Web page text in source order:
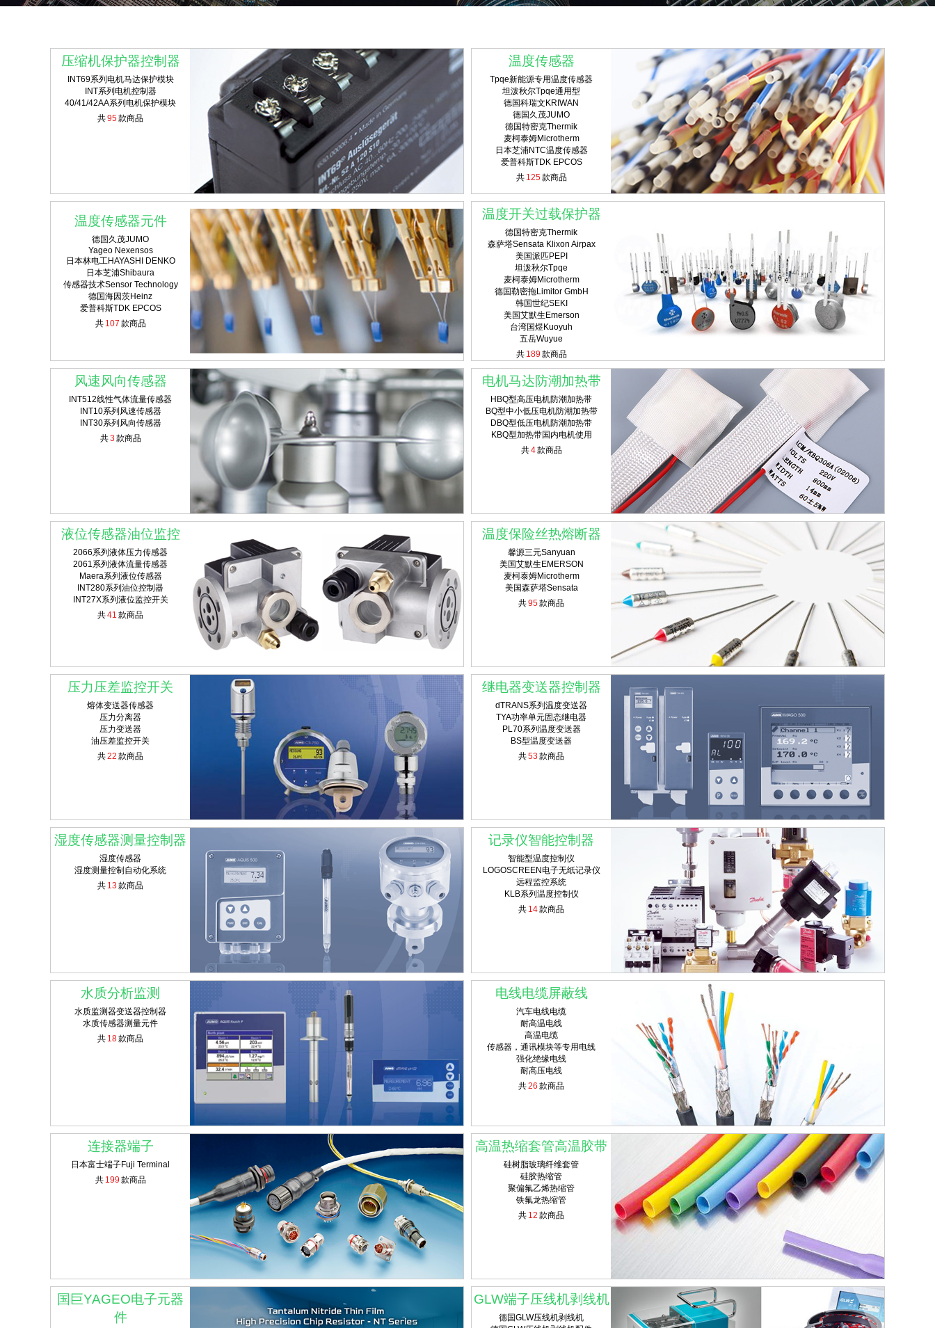
压缩机保护器控制器
INT69系列电机马达保护模块
INT系列电机控制器
40/41/42AA系列电机保护模块
共95款商品
温度传感器
Tpqe新能源专用温度传感器
坦泼秋尔Tpqe通用型
德国科瑞文KRIWAN
德国久茂JUMO
德国特密克Thermik
麦柯泰姆Microtherm
日本芝浦NTC温度传感器
爱普科斯TDK EPCOS
共 125款商品
温度传感器元件
德国久茂JUMO
Yageo Nexensos
日本林电工HAYASHI DENKO
日本芝浦Shibaura
传感器技术Sensor Technology
德国海因茨Heinz
爱普科斯TDK EPCOS
共 107 款商品
温度开关过载保护器
德国特密克Thermik
森萨塔Sensata Klixon Airpax
美国派匹PEPI
坦泼秋尔Tpqe
麦柯泰姆Microtherm
德国勒密拖Limitor GmbH
韩国世纪SEKI
美国艾默生Emerson
台湾国煜Kuoyuh
五岳Wuyue
共 189 款商品
风速风向传感器
INT512线性气体流量传感器
INT10系列风速传感器
INT30系列风向传感器
共3 款商品
电机马达防潮加热带
HBQ型高压电机防潮加热带
BQ型中小低压电机防潮加热带
DBQ型低压电机防潮加热带
KBQ型加热带国内电机使用
共4款商品
液位传感器油位监控
2066系列液体压力传感器
2061系列液体流量传感器
Maera系列液位传感器
INT280系列油位控制器
INT27X系列液位监控开关
共41 款商品
温度保险丝热熔断器
馨源三元Sanyuan
美国艾默生EMERSON
麦柯泰姆Microtherm
美国森萨塔Sensata
共95款商品
压力压差监控开关
熔体变送器传感器
压力分离器
压力变送器
油压差监控开关
共22 款商品
继电器变送器控制器
dTRANS系列温度变送器
TYA功率单元固态继电器
PL70系列温度变送器
BS型温度变送器
共53 款商品
湿度传感器测量控制器
湿度传感器
湿度测量控制自动化系统
共 13 款商品
记录仪智能控制器
智能型温度控制仪
LOGOSCREEN电子无纸记录仪
远程监控系统
KLB系列温度控制仪
共 14款商品
水质分析监测
水质监测器变送器控制器
水质传感器测量元件
共 18款商品
电线电缆屏蔽线
汽车电线电缆
耐高温电线
高温电缆
传感器，通讯模块等专用电线
强化绝缘电线
耐高压电线
共26 款商品
连接器端子
日本富士端子Fuji Terminal
共 199 款商品
高温热缩套管高温胶带
硅树脂玻璃纤维套管
硅胶热缩管
聚偏氟乙烯热缩管
铁氟龙热缩管
共 12 款商品
国巨YAGEO电子元器
件
GLW端子压线机剥线机
德国GLW压线机剥线机